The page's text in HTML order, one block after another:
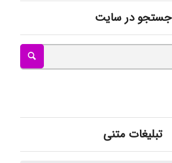
Mohammad
akhtar shahsavandi
جستجو در سایت
تبلیغات متنی